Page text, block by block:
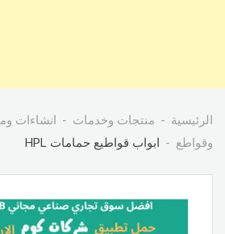
الرئيسية منتجات وخدمات انشاءات
وقواطع
ابواب قواطيع حمامات HPL